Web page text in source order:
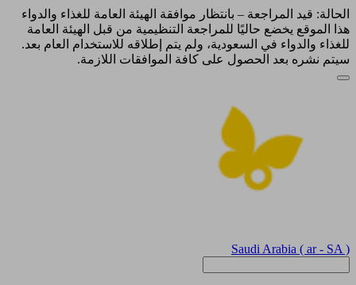
الحالة: قيد المراجعة – بانتظار موافقة الهيئة العامة للغذاء والدواء
هذا الموقع يخضع حاليًا للمراجعة التنظيمية من قبل الهيئة العامة
للغذاء والدواء في السعودية، ولم يتم إطلاقه للاستخدام العام بعد.
سيتم نشره بعد الحصول على كافة الموافقات اللازمة.
Saudi Arabia ( ar - SA )